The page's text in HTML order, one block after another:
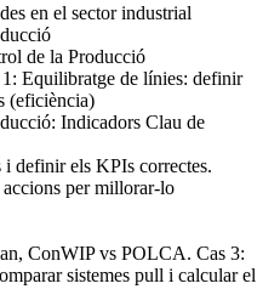
en el sector industrial
de la Producció
Equilibratge de línies: definir
(eficiència)
Indicadors Clau de
definir els KPIs correctes.
per millorar-lo
ConWIP vs POLCA. Cas 3:
sistemes pull i calcular el